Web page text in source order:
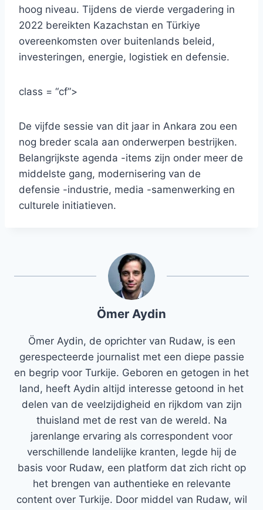
hoog niveau. Tijdens de vierde vergadering in
2022 bereikten Kazachstan en Türkiye
overeenkomsten over buitenlands beleid,
investeringen, energie, logistiek en defensie.
class = “cf”>
De vijfde sessie van dit jaar in Ankara zou een
nog breder scala aan onderwerpen bestrijken.
Belangrijkste agenda -items zijn onder meer de
middelste gang, modernisering van de
defensie -industrie, media -samenwerking en
culturele initiatieven.
Ömer Aydin
Ömer Aydin, de oprichter van Rudaw, is een
gerespecteerde journalist met een diepe passie
en begrip voor Turkije. Geboren en getogen in het
land, heeft Aydin altijd interesse getoond in het
delen van de veelzijdigheid en rijkdom van zijn
thuisland met de rest van de wereld. Na
jarenlange ervaring als correspondent voor
verschillende landelijke kranten, legde hij de
basis voor Rudaw, een platform dat zich richt op
het brengen van authentieke en relevante
content over Turkije. Door middel van Rudaw, wil